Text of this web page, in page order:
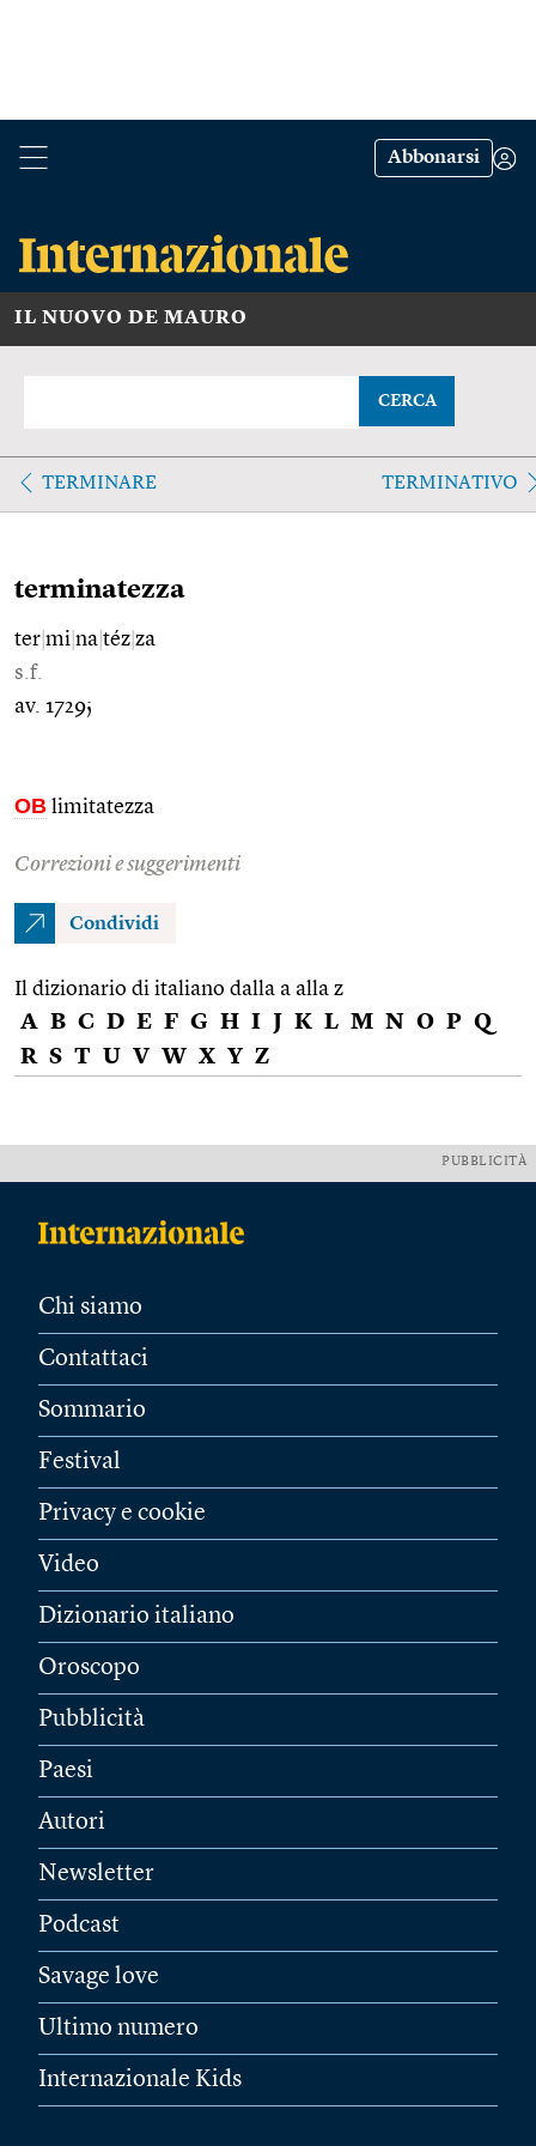
Abbonarsi
IL NUOVO DE MAURO
CERCA
TERMINARE TERMINATIVO
terminatezza
ter mi na téz za
s.f.
av. 1729;
OB limitatezza
Correzioni e suggerimenti
Condividi
Il dizionario di italiano dalla a alla z
A B C D E F G H I J K L M N O P Q
R S T U V W X Y Z
PUBBLICITÀ
Chi siamo
Contattaci
Sommario
Festival
Privacy e cookie
Video
Dizionario italiano
Oroscopo
Pubblicità
Paesi
Autori
Newsletter
Podcast
Savage love
Ultimo numero
Internazionale Kids